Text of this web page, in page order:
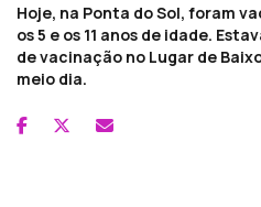
Hoje, na Ponta do Sol, foram
os 5 e os 11 anos de idade.
de vacinação no Lugar de
meio dia.